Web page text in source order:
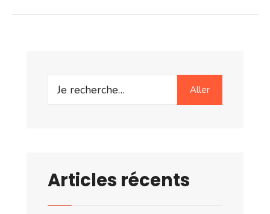
Search
Aller
Articles récents